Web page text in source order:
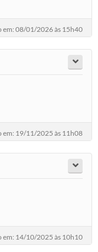
em: 08/01/2026 às 15h40
em: 19/11/2025 às 11h08
em: 14/10/2025 às 10h10